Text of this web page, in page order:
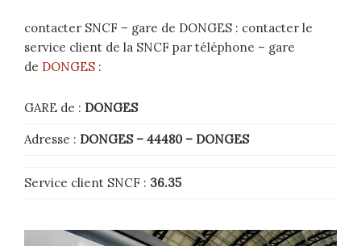
contacter SNCF – gare de DONGES : contacter le
service client de la SNCF par téléphone – gare
de DONGES :
GARE de : DONGES
Adresse : DONGES – 44480 – DONGES
Service client SNCF : 36.35